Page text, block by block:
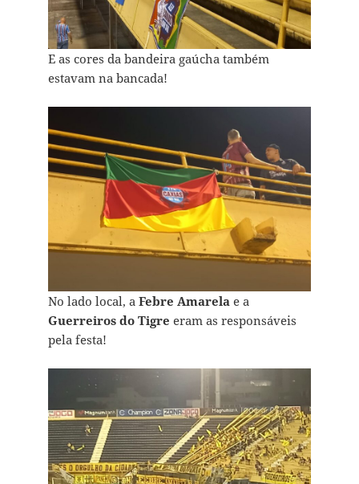
E as cores da bandeira gaúcha também
estavam na bancada!
No lado local, a Febre Amarelae a
Guerreiros do Tigre eram as responsáveis
pela festa!